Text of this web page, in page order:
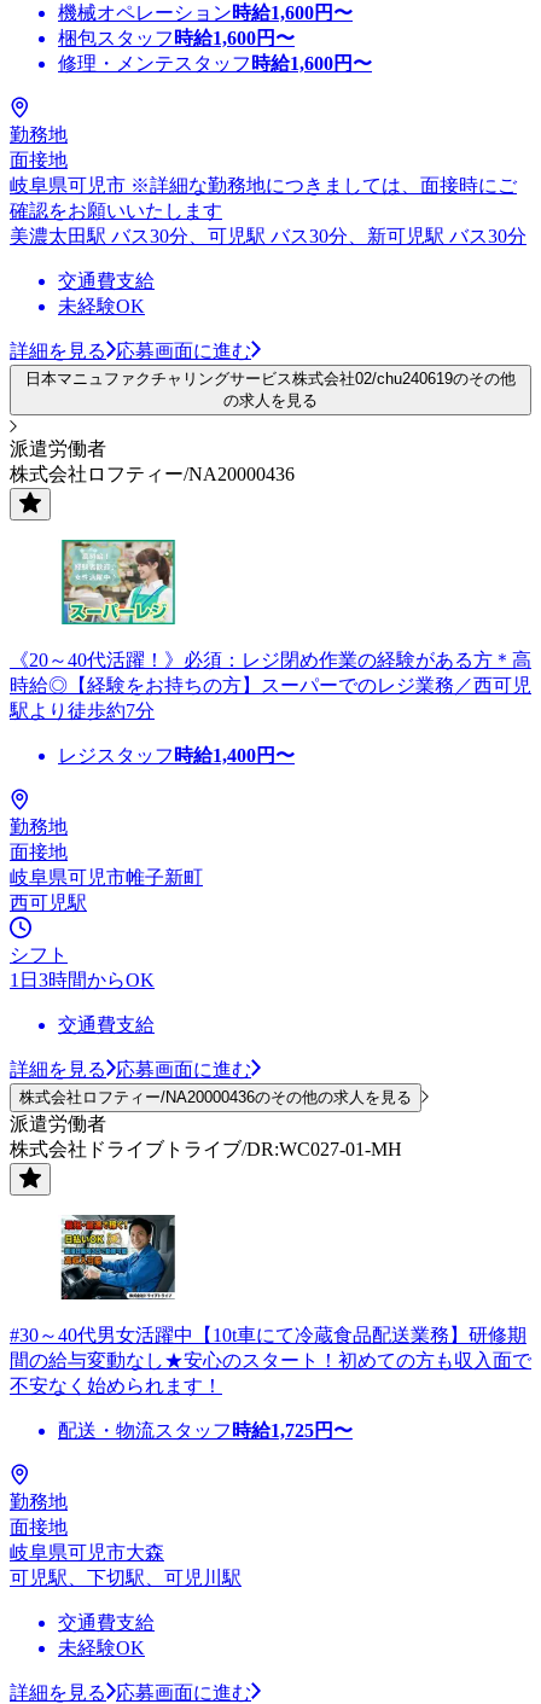
機械オペレーション時給1,600円〜
梱包スタッフ 時給1,600円〜
修理・メンテスタッフ 時給1,600円〜
勤務地
面接地
岐阜県可児市 ※詳細な勤務地につきましては、面接時にご
確認をお願いいたします
美濃太田駅 バス30分、可児駅 バス30分、新可児駅 バス30分
交通費支給
未経験OK
詳細を見る 応募画面に進む
日本マニュファクチャリングサービス株式会社02/chu240619のその他
の求人を見る
派遣労働者
株式会社ロフティー/NA20000436
《20～40代活躍！》必須：レジ閉め作業の経験がある方＊高
時給◎【経験をお持ちの方】スーパーでのレジ業務／西可児
駅より徒歩約7分
レジスタッフ 時給1,400円〜
勤務地
面接地
岐阜県可児市帷子新町
西可児駅
シフト
1日3時間からOK
交通費支給
詳細を見る 応募画面に進む
株式会社ロフティー/NA20000436のその他の求人を見る
派遣労働者
株式会社ドライブトライブ/DR:WC027-01-MH
#30～40代男女活躍中【10t車にて冷蔵食品配送業務】研修期
間の給与変動なし★安心のスタート！初めての方も収入面で
不安なく始められます！
配送・物流スタッフ 時給1,725円〜
勤務地
面接地
岐阜県可児市大森
可児駅、下切駅、可児川駅
交通費支給
未経験OK
詳細を見る 応募画面に進む